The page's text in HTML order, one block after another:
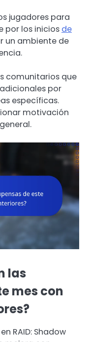
jugadores para
por los inicios de
un ambiente de
comunitarios que
por
específicas.
motivación
las
mes con
RAID: Shadow